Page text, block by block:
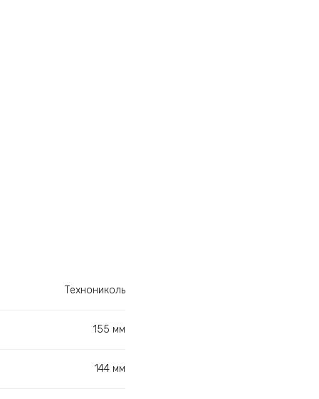
Технониколь
155 мм
144 мм